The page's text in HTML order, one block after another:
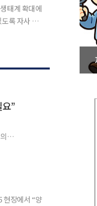
태계 확대에
”
장에서 “양